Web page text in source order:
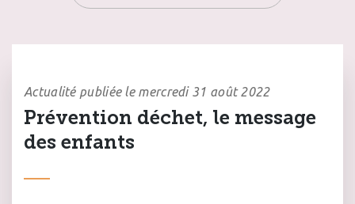
Actualité publiée le mercredi 31 août 2022
Prévention déchet, le message
des enfants